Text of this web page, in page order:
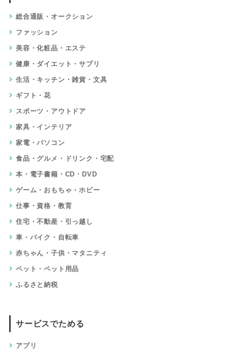
総合通販・オークション
ファッション
美容・化粧品・エステ
健康・ダイエット・サプリ
生活・キッチン・雑貨・文具
ギフト・花
スポーツ・アウトドア
家具・インテリア
家電・パソコン
食品・グルメ・ドリンク・宅配
本・電子書籍・CD・DVD
ゲーム・おもちゃ・ホビー
仕事・資格・教育
住宅・不動産・引っ越し
車・バイク・自転車
赤ちゃん・子供・マタニティ
ペット・ペット用品
ふるさと納税
サービスでためる
アプリ